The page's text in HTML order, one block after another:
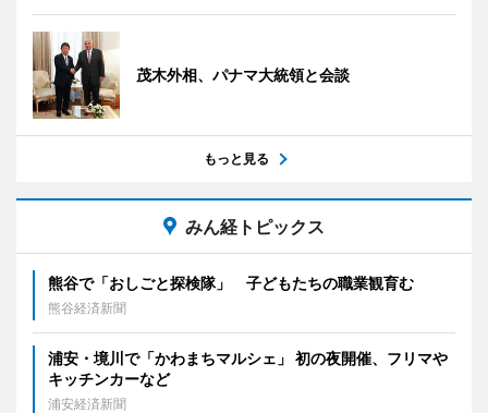
茂木外相、パナマ大統領と会談
もっと見る
みん経トピックス
熊谷で「おしごと探検隊」 子どもたちの職業観育む
熊谷経済新聞
浦安・境川で「かわまちマルシェ」 初の夜開催、フリマや
キッチンカーなど
浦安経済新聞